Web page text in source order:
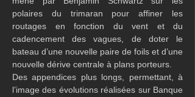
polaires du trimaran pour affiner les
routages en fonction du vent et du
cadencement des vagues, de doter le
bateau d’une nouvelle paire de foils et d’une
nouvelle dérive centrale à plans porteurs.
Des appendices plus longs, permettant, à
l’image des évolutions réalisées sur Banque